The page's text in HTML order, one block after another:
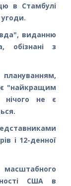
в Стамбулі
виданню
обізнані з
є "найкращим
нічого не є
і 12-денної
США в